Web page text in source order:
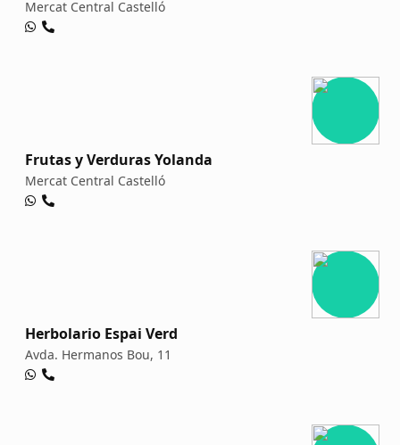
Mercat Central Castelló
Frutas y Verduras Yolanda
Mercat Central Castelló
Herbolario Espai Verd
Avda. Hermanos Bou, 11